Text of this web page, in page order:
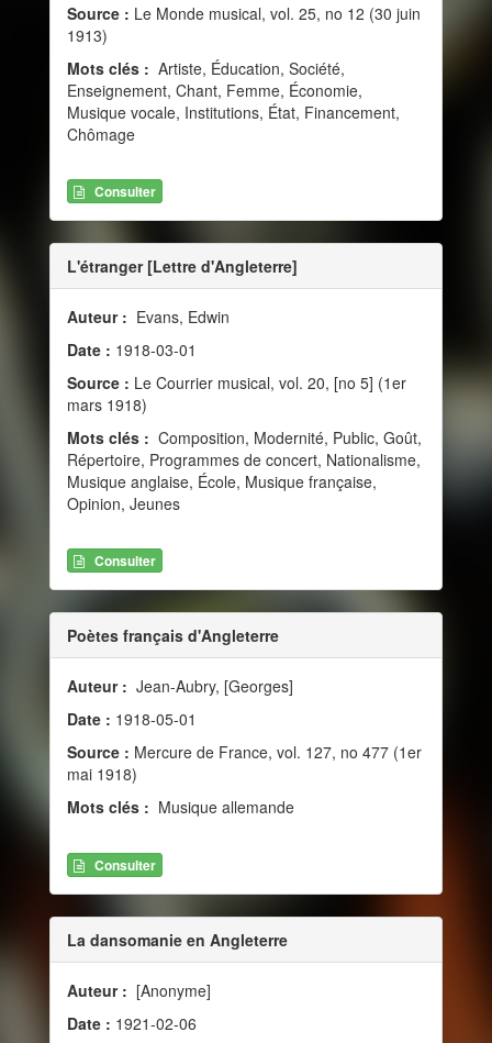
Source : Le Monde musical, vol. 25, no 12 (30 juin
1913)
Mots clés : Artiste, Éducation, Société,
Enseignement, Chant, Femme, Économie,
Musique vocale, Institutions, État, Financement,
Chômage
Consulter
L'étranger [Lettre d'Angleterre]
Auteur : Evans, Edwin
Date : 1918-03-01
Source : Le Courrier musical, vol. 20, [no 5] (1er
mars 1918)
Mots clés : Composition, Modernité, Public, Goût,
Répertoire, Programmes de concert, Nationalisme,
Musique anglaise, École, Musique française,
Opinion, Jeunes
Consulter
Poètes français d'Angleterre
Auteur : Jean-Aubry, [Georges]
Date : 1918-05-01
Source : Mercure de France, vol. 127, no 477 (1er
mai 1918)
Mots clés : Musique allemande
Consulter
La dansomanie en Angleterre
Auteur : [Anonyme]
Date : 1921-02-06